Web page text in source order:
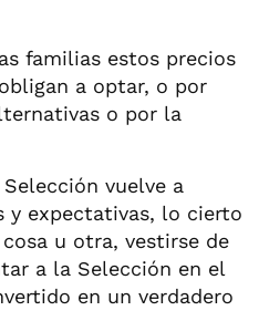
familias estos precios
a optar, o por
o por la
vuelve a
y expectativas, lo cierto
u otra, vestirse de
a la Selección en el
en un verdadero